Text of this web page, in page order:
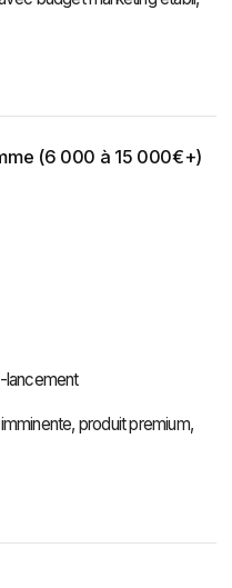
(6 000 à 15 000€+)
produit premium,